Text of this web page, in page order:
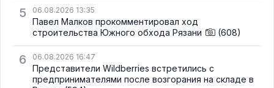
5 06.08.2026 13:35
Павел Малков прокомментировал ход
строительства Южного обхода Рязани
(608)
6 06.08.2026 16:47
Представители Wildberries встретились с
предпринимателями после возгорания на складе в